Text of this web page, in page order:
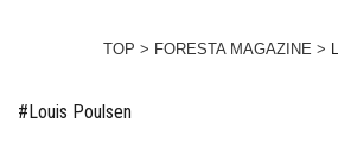
TOP FORESTA MAGAZINE
#Louis Poulsen